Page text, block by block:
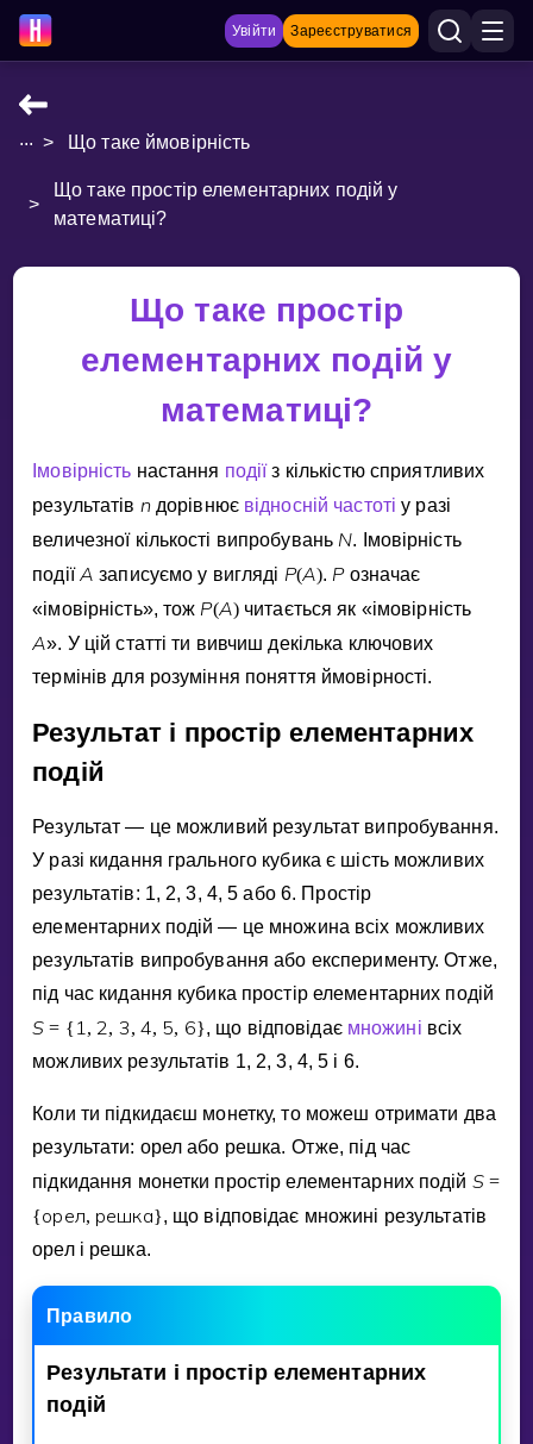
Увійти Зареєструватися
НАВЧАЛЬНІ МАТЕРІАЛИ
Curriculum
Multiplication Master
Джуніор-матем
Показати більше
Invite a Friend
НАВЧАЛЬНИЙ ПЛАН
Select curriculum
Увійти
... > Що таке ймовірність
>
Що таке простір елементарних подій у
математиці?
Що таке простір
елементарних подій у
математиці?
Iмовiрнiсть настання подiїз кiлькiстю сприятливих
результатiв nдорiвнює вiдноснiй частотi у разi
величезної кiлькостi випробувань N. Iмовiрнiсть
подiїA записуємо у виглядi P(A). Pозначає
«iмовiрнiсть», тож P(A)читається як «iмовiрнiсть
A». У цiй статтi ти вивчиш декiлька ключових
термiнiв для розумiння поняття ймовiрностi.
Результат i простiр елементарних
подiй
Результат — це можливий результат випробування.
У разi кидання грального кубика є шiсть можливих
результатiв: 1, 2, 3, 4, 5 або 6. Простiр
елементарних подiй — це множина всiх можливих
результатiв випробування або експерименту. Отже,
пiд час кидання кубика простiр елементарних подiй
S = {1, 2, 3, 4, 5, 6}, що вiдповiдає множинi всiх
можливих результатiв 1, 2, 3, 4, 5 i 6.
Коли ти пiдкидаєш монетку, то можеш отримати два
результати: орел або решка. Отже, пiд час
пiдкидання монетки простiр елементарних подiй S =
{орел, решка}, що вiдповiдає множинi результатiв
орел i решка.
Правило
Результати i простiр елементарних
подiй